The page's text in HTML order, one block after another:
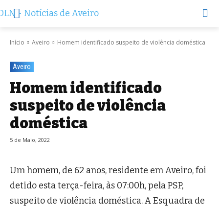
Início Aveiro Homem identificado suspeito de violência doméstica
Aveiro
Homem identificado
suspeito de violência
doméstica
5 de Maio, 2022
Um homem, de 62 anos, residente em Aveiro, foi
detido esta terça-feira, às 07:00h, pela PSP,
suspeito de violência doméstica. A Esquadra de